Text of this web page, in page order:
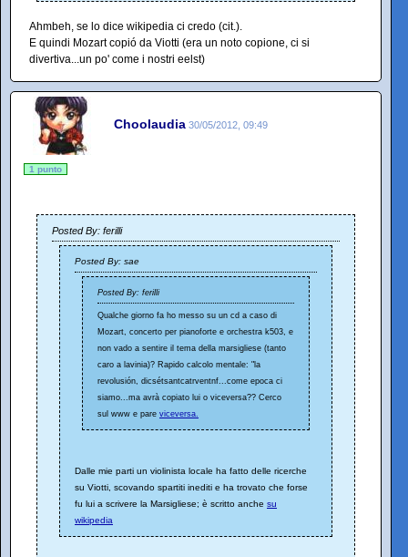
Ahmbeh, se lo dice wikipedia ci credo (cit.).
E quindi Mozart copió da Viotti (era un noto copione, ci si
divertiva...un po' come i nostri eelst)
Choolaudia 30/05/2012, 09:49
1 punto
Posted By: ferilli
Posted By: sae
Posted By: ferilli
Qualche giorno fa ho messo su un cd a caso di
Mozart, concerto per pianoforte e orchestra k503, e
non vado a sentire il tema della marsigliese (tanto
caro a lavinia)? Rapido calcolo mentale: "la
revolusión, dicsétsantcatrventnf...come epoca ci
siamo...ma avrà copiato lui o viceversa?? Cerco
sul www e pare viceversa.
Dalle mie parti un violinista locale ha fatto delle ricerche
su Viotti, scovando spartiti inediti e ha trovato che forse
fu lui a scrivere la Marsigliese; è scritto anche su
wikipedia